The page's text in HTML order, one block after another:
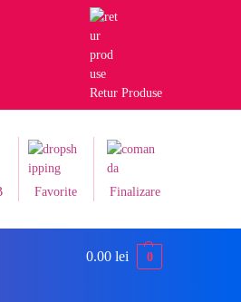
Retur Produse
Favorite Finalizare
0.00 lei 0